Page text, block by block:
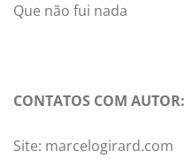
Que não fui nada
CONTATOS COM AUTOR:
Site: marcelogirard.com